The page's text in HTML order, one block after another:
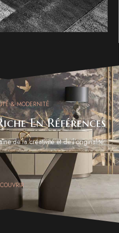
& MODERNITÉ
En Références
de la créativité et de l'originalité.